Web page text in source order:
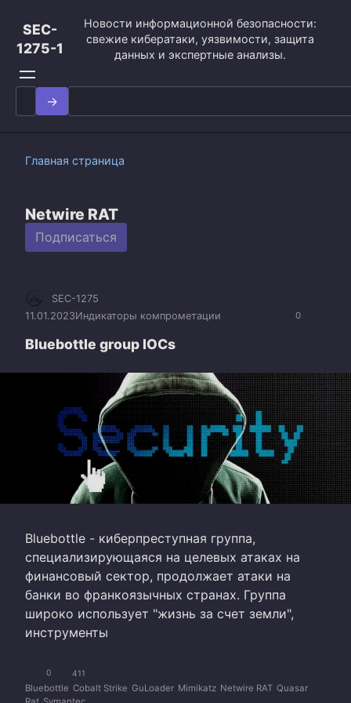
контенту
SEC-
1275-1
Новости информационной безопасности:
свежие кибератаки, уязвимости, защита
данных и экспертные анализы.
Search
for:
Главная страница
Netwire RAT
Подписаться
0
SEC-1275
11.01.2023Индикаторы компрометации
Bluebottle group IOCs
Bluebottle - киберпреступная группа,
специализирующаяся на целевых атаках на
финансовый сектор, продолжает атаки на
банки во франкоязычных странах. Группа
широко использует "жизнь за счет земли",
инструменты
0 411
Bluebottle Cobalt Strike GuLoader Mimikatz Netwire RAT Quasar